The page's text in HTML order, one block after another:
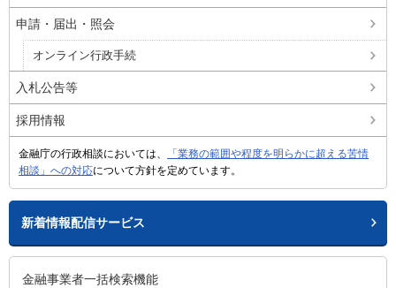
申請・届出・照会
オンライン行政手続
入札公告等
採用情報
金融庁の行政相談においては、
「業務の範囲や程度を明らかに超える苦情
相談」への対応について方針を定めています。
新着情報配信サービス
金融事業者一括検索機能